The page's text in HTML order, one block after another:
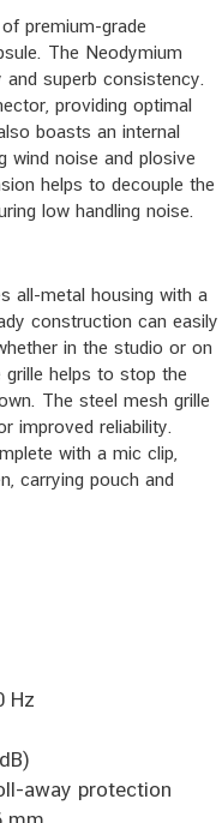
premium-grade
The Neodymium
superb consistency.
providing optimal
boasts an internal
wind noise and plosive
helps to decouple the
low handling noise.
all-metal housing with a
construction can easily
in the studio or on
grille helps to stop the
The steel mesh grille
improved reliability.
with a mic clip,
carrying pouch and
Hz
away protection